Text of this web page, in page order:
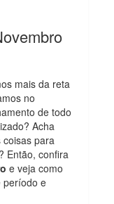
mais da reta
no
de todo
Acha
para
Então, confira
e veja como
período e